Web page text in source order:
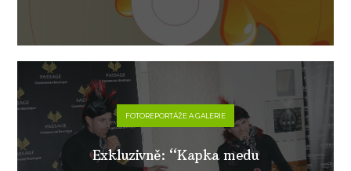
FOTOREPORTÁŽE A GALERIE
Exkluzivně: “Kapka medu